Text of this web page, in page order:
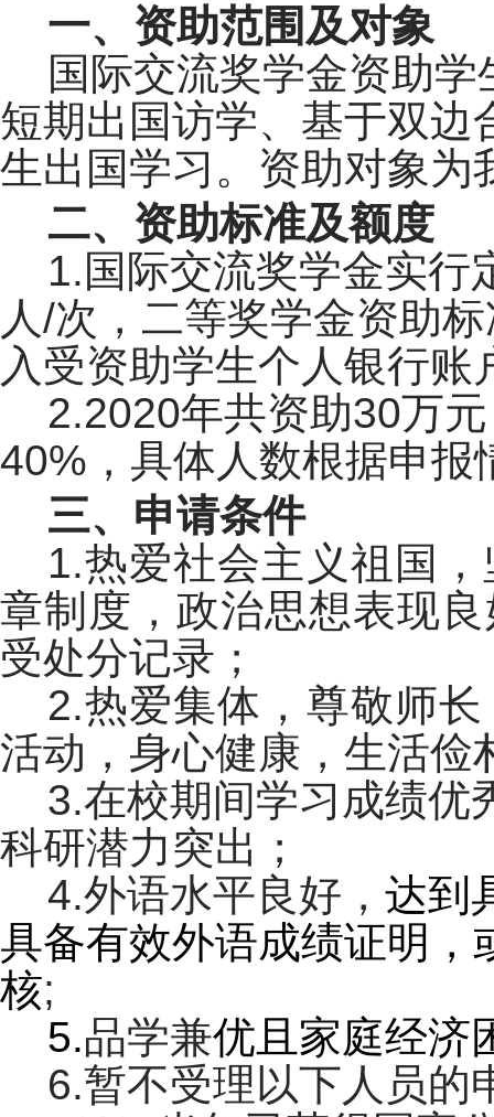
一、资助范围及对象
国际交流奖学金资助
短期出国访学、基于双
生出国学习。资助对象为
二、资助标准及额度
1.国际交流奖学金实行
人/次，二等奖学金资助
入受资助学生个人银行账
2.2020年共资助30万
40%，具体人数根据申报
三、申请条件
1.热爱社会主义祖国
章制度，政治思想表现
受处分记录；
2.热爱集体，尊敬师
活动，身心健康，生活俭
3.在校期间学习成绩优
科研潜力突出；
4.外语水平良好， 达到
具备有效外语成绩证明，
核;
5.品学兼优且家庭经济
6.暂不受理以下人员的